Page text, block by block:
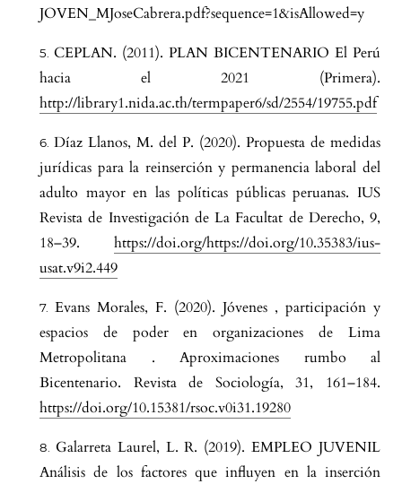
JOVEN_MJoseCabrera.pdf?sequence=1&isAllowed=y
CEPLAN. (2011). PLAN BICENTENARIO El Perú
hacia el 2021 (Primera).
http://library1.nida.ac.th/termpaper6/sd/2554/19755.pdf
Díaz Llanos, M. del P. (2020). Propuesta de medidas
jurídicas para la reinserción y permanencia laboral del
adulto mayor en las políticas públicas peruanas. IUS
Revista de Investigación de La Facultat de Derecho, 9,
18–39. https://doi.org/https://doi.org/10.35383/ius-
usat.v9i2.449
Evans Morales, F. (2020). Jóvenes , participación y
espacios de poder en organizaciones de Lima
Metropolitana . Aproximaciones rumbo al
Bicentenario. Revista de Sociología, 31, 161–184.
https://doi.org/10.15381/rsoc.v0i31.19280
Galarreta Laurel, L. R. (2019). EMPLEO JUVENIL
Análisis de los factores que influyen en la inserción